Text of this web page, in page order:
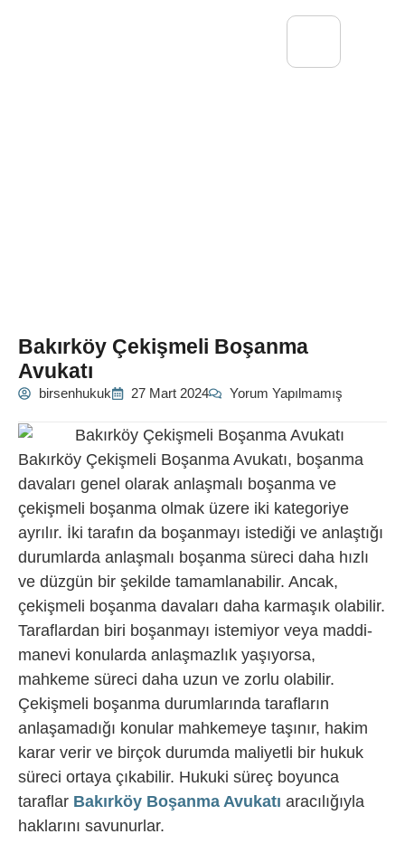
Bakırköy Çekişmeli Boşanma
Avukatı
birsenhukuk 27 Mart 2024 Yorum Yapılmamış
Bakırköy Çekişmeli Boşanma Avukatı, boşanma
davaları genel olarak anlaşmalı boşanma ve
çekişmeli boşanma olmak üzere iki kategoriye
ayrılır. İki tarafın da boşanmayı istediği ve anlaştığı
durumlarda anlaşmalı boşanma süreci daha hızlı
ve düzgün bir şekilde tamamlanabilir. Ancak,
çekişmeli boşanma davaları daha karmaşık olabilir.
Taraflardan biri boşanmayı istemiyor veya maddi-
manevi konularda anlaşmazlık yaşıyorsa,
mahkeme süreci daha uzun ve zorlu olabilir.
Çekişmeli boşanma durumlarında tarafların
anlaşamadığı konular mahkemeye taşınır, hakim
karar verir ve birçok durumda maliyetli bir hukuk
süreci ortaya çıkabilir. Hukuki süreç boyunca
taraflar Bakırköy Boşanma Avukatı aracılığıyla
haklarını savunurlar.